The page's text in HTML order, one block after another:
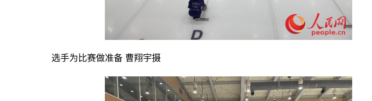
选手为比赛做准备 曹翔宇摄